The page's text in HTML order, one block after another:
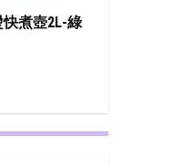
快煮壺2L-綠